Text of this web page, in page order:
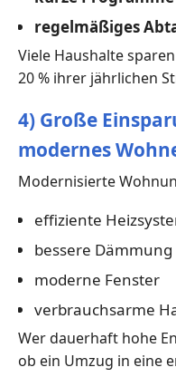
regelmäßiges
Viele Haushalte
20 % ihrer jährlichen
4) Große
modernes
Modernisierte
effiziente
bessere Dämmung
moderne Fenster
verbrauchsarme
Wer dauerhaft hohe
ob ein Umzug in eine